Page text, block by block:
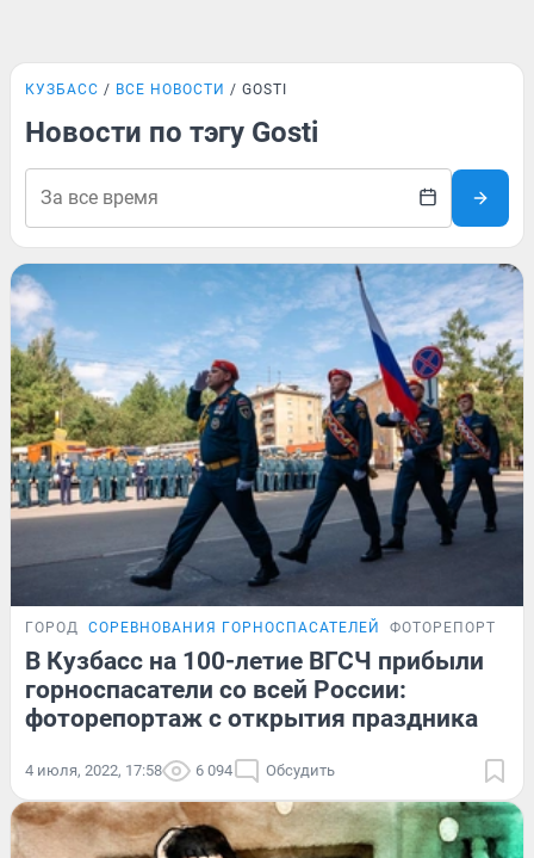
КУЗБАСС ВСЕ НОВОСТИ GOSTI
Новости по тэгу Gosti
ГОРОД СОРЕВНОВАНИЯ ГОРНОСПАСАТЕЛЕЙ ФОТОРЕПОРТАЖ
В Кузбасс на 100-летие ВГСЧ прибыли
горноспасатели со всей России:
фоторепортаж с открытия праздника
4 июля, 2022, 17:58 6 094 Обсудить